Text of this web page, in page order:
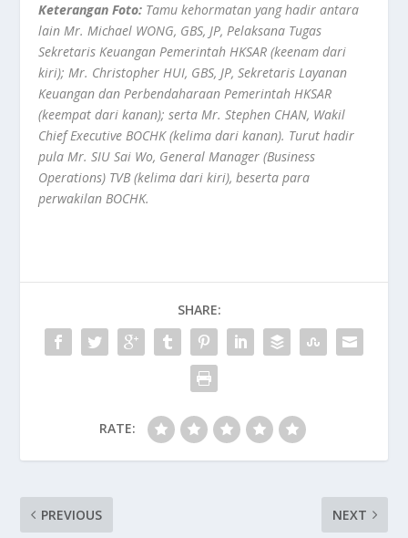
Keterangan Foto: Tamu kehormatan yang hadir antara
lain Mr. Michael WONG, GBS, JP, Pelaksana Tugas
Sekretaris Keuangan Pemerintah HKSAR (keenam dari
kiri); Mr. Christopher HUI, GBS, JP, Sekretaris Layanan
Keuangan dan Perbendaharaan Pemerintah HKSAR
(keempat dari kanan); serta Mr. Stephen CHAN, Wakil
Chief Executive BOCHK (kelima dari kanan). Turut hadir
pula Mr. SIU Sai Wo, General Manager (Business
Operations) TVB (kelima dari kiri), beserta para
perwakilan BOCHK.
SHARE:
RATE:
PREVIOUS NEXT